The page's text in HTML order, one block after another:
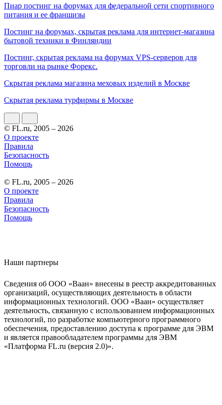
Пиар постинг на форумах для федеральной сети спортивного
питания и ее франшизы
Постинг на форумах, скрытая реклама для интернет-магазина
бытовой техники в Финляндии
Постинг, скрытая реклама на форумах VPS-серверов для
торговли на рынке Форекс.
Скрытая реклама магазина меховых изделий в Москве
Скрытая реклама турфирмы в Москве
© FL.ru, 2005 – 2026
О проекте
Правила
Безопасность
Помощь
© FL.ru, 2005 – 2026
О проекте
Правила
Безопасность
Помощь
Наши партнеры
Сведения об ООО «Ваан» внесены в реестр аккредитованных
организаций, осуществляющих деятельность в области
информационных технологий. ООО «Ваан» осуществляет
деятельность, связанную с использованием информационных
технологий, по разработке компьютерного программного
обеспечения, предоставлению доступа к программе для ЭВМ
и является правообладателем программы для ЭВМ
«Платформа FL.ru (версия 2.0)».